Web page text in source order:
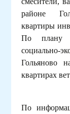
районе
квартиры
По плану
социально-
Гольяново
квартирах
По